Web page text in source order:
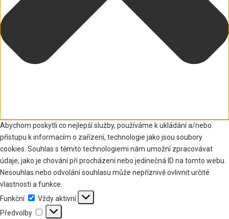
Abychom poskytli co nejlepší služby, používáme k ukládání a/nebo
přístupu k informacím o zařízení, technologie jako jsou soubory
cookies. Souhlas s těmito technologiemi nám umožní zpracovávat
údaje, jako je chování při procházení nebo jedinečná ID na tomto webu.
Nesouhlas nebo odvolání souhlasu může nepříznivě ovlivnit určité
vlastnosti a funkce.
Funkční
Funkční
Vždy aktivní
Předvolby
Předvolby